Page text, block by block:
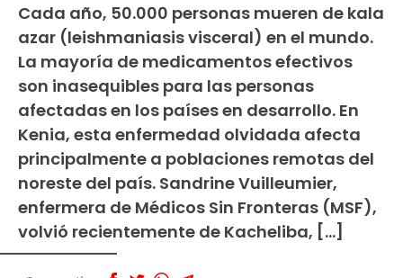
Cada año, 50.000 personas mueren de kala
azar (leishmaniasis visceral) en el mundo.
La mayoría de medicamentos efectivos
son inasequibles para las personas
afectadas en los países en desarrollo. En
Kenia, esta enfermedad olvidada afecta
principalmente a poblaciones remotas del
noreste del país. Sandrine Vuilleumier,
enfermera de Médicos Sin Fronteras (MSF),
volvió recientemente de Kacheliba, […]